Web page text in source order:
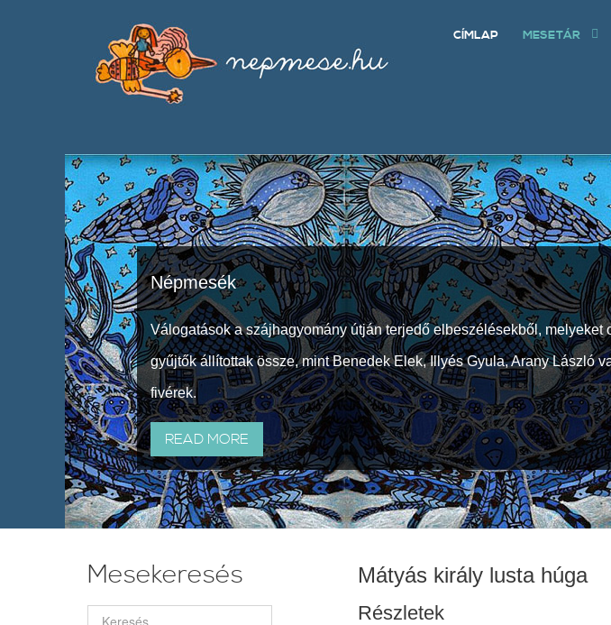
CÍMLAP MESETÁR
Népmesék
Válogatások a szájhagyomány útján terjedő elbeszélésekből, melyeket
gyűjtők állítottak össze, mint Benedek Elek, Illyés Gyula, Arany László
fivérek.
READ MORE
Mátyás király lusta húga
Részletek
Mesekeresés